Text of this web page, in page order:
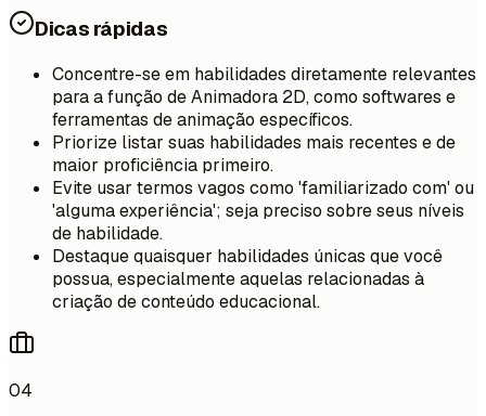
Dicas rápidas
Concentre-se em habilidades diretamente relevantes
para a função de Animadora 2D, como softwares e
ferramentas de animação específicos.
Priorize listar suas habilidades mais recentes e de
maior proficiência primeiro.
Evite usar termos vagos como 'familiarizado com' ou
'alguma experiência'; seja preciso sobre seus níveis
de habilidade.
Destaque quaisquer habilidades únicas que você
possua, especialmente aquelas relacionadas à
criação de conteúdo educacional.
04